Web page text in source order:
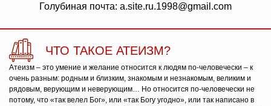
Голубиная почта: a.site.ru.1998@gmail.com
ЧТО ТАКОЕ АТЕИЗМ?
Атеизм – это умение и желание относится к людям по-человечески – к
очень разным: родным и близким, знакомым и незнакомым, великим и
рядовым, верующим и неверующим… Но относится по-человечески не
потому, что «так велел Бог», или «так Богу угодно», или так написано в